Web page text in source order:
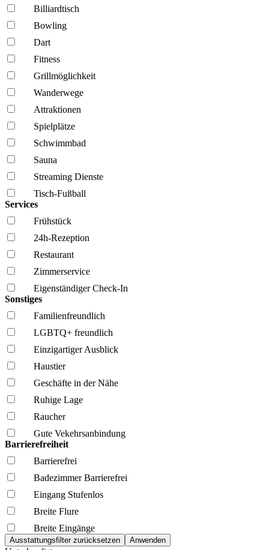
Billiardtisch
Bowling
Dart
Fitness
Grillmöglich­keit
Wanderwege
Attraktionen
Spielplätze
Schwimmbad
Sauna
Streaming Dienste
Tisch-Fußball
Services
Frühstück
24h-Rezeption
Restaurant
Zimmerservice
Eigenständiger Check-In
Sonstiges
Familien­freundlich
LGBTQ+ freundlich
Einzigartiger Ausblick
Haustier
Geschäfte in der Nähe
Ruhige Lage
Raucher
Gute Vekehrsanbindung
Barrierefreiheit
Barrierefrei
Badezimmer Barrierefrei
Eingang Stufenlos
Breite Flure
Breite Eingänge